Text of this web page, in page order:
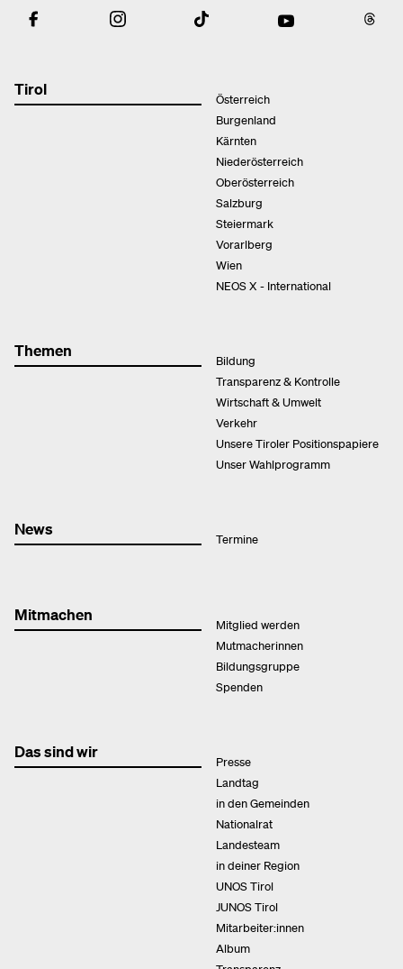
Tirol
Österreich
Burgenland
Kärnten
Niederösterreich
Oberösterreich
Salzburg
Steiermark
Vorarlberg
Wien
NEOS X - International
Themen
Bildung
Transparenz & Kontrolle
Wirtschaft & Umwelt
Verkehr
Unsere Tiroler Positionspapiere
Unser Wahlprogramm
News
Termine
Mitmachen
Mitglied werden
Mutmacherinnen
Bildungsgruppe
Spenden
Das sind wir
Presse
Landtag
in den Gemeinden
Nationalrat
Landesteam
in deiner Region
UNOS Tirol
JUNOS Tirol
Mitarbeiter:innen
Album